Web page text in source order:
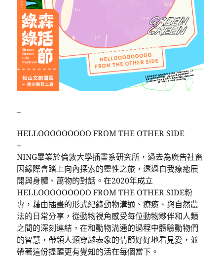
–
HELLOOOOOOOOO FROM THE OTHER SIDE
–
NING畢業於倫敦大學插畫系研究所，過去為廣告社畜
因緣際會踏上向內探索的靈性之旅，透過自我療癒展
開與身體、萬物的對話。在2020年成立
HELLOOOOOOOOO FROM THE OTHER SIDE粉
專，藉由插畫的形式紀錄動物溝通、療癒、與自然農
法的日常分享，從動物視角感受每位動物夥伴和人類
之間的深刻連結，在和動物溝通的過程中體驗動物們
的智慧，帶領人類穿越表象的情節好好地看見愛，並
帶著這份提醒更有覺知的活在每個當下。